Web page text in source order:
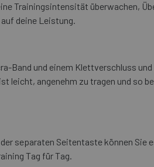
Trainingsintensität überwachen,
deine Leistung.
Band und einem Klettverschluss
leicht, angenehm zu tragen und so
separaten Seitentaste können Sie
Tag für Tag.